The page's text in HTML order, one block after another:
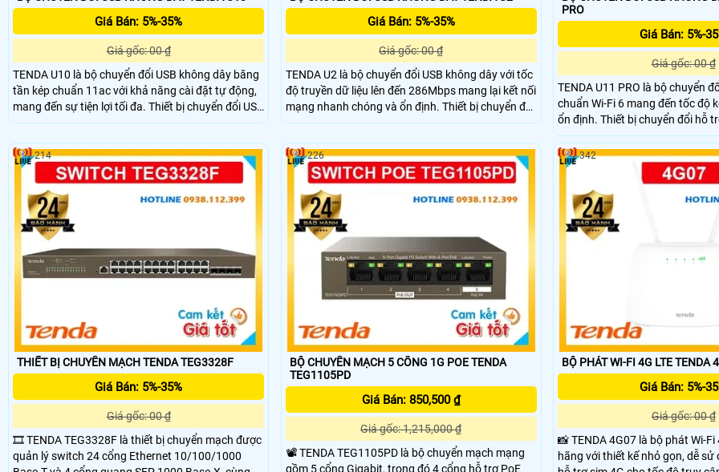
Giá Bán: 5%-35%
Giá gốc: 00 ₫
TENDA U10 là bộ chuyển đổi USB không dây băng
tần kép chuẩn 11ac với khả năng cài đặt tự động,
mang đến sự tiện lợi tối đa. Thiết bị chuyển đổi USB
hỗ trợ tốc độ không dây lên đến 433Mbps trên
ten 6dBi ngoài và công nghệ MU-MIMO, U10 giúp
nâng cao hiệu suất truyền tải và đảm bảo kết nối
ổn định và mượt mà hơn.
Giá Bán: 5%-35%
Giá gốc: 00 ₫
TENDA U2 là bộ chuyển đổi USB không dây với tốc
độ truyền dữ liệu lên đến 286Mbps mang lại kết nối
mạng nhanh chóng và ổn định. Thiết bị chuyển đổi
dễ dàng cắm vào máy tính qua cổng USB đảm bảo
gọn, TENDA U2 không gây ảnh hưởng đến các
cổng kết nối lân cận.
PRO
Giá Bán: 5%-
Giá gốc: 00 ₫
TENDA U11 PRO là bộ chuyển
chuẩn Wi-Fi 6 mang đến tốc độ
ổn định. Thiết bị chuyển đổi hỗ
lên đến 286Mbps trên băng tần
600Mbps trên băng tần 5GHz.
truyền tải dưới 20dBm, U11
làm việc và giải trí trực tuyến
THIẾT BỊ CHUYỂN MẠCH TENDA TEG3328F
Giá Bán: 5%-35%
Giá gốc: 00 ₫
🎞 TENDA TEG3328F là thiết bị chuyển mạch được
quản lý switch 24 cổng Ethernet 10/100/1000
214
BỘ CHUYỂN MẠCH 5 CỔNG 1G POE TENDA
TEG1105PD
Giá Bán: 850,500 ₫
Giá gốc: 1,215,000 ₫
📽 TENDA TEG1105PD là bộ chuyển mạch mạng
gồm 5 cổng Gigabit, trong đó 4 cổng hỗ trợ PoE
226
BỘ PHÁT WI-FI 4G LTE TENDA
Giá Bán: 5%-
Giá gốc: 00 ₫
📸 TENDA 4G07 là bộ phát Wi-Fi
hãng với thiết kế nhỏ gọn, dễ sử
342